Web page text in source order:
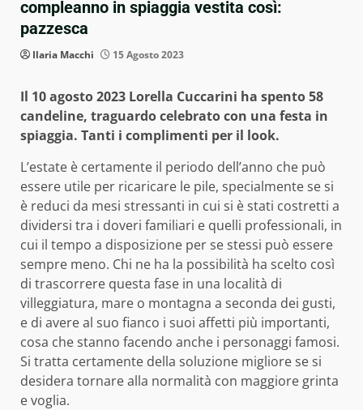
compleanno in spiaggia vestita così:
pazzesca
Ilaria Macchi 15 Agosto 2023
Il 10 agosto 2023 Lorella Cuccarini ha spento 58
candeline, traguardo celebrato con una festa in
spiaggia. Tanti i complimenti per il look.
L’estate è certamente il periodo dell’anno che può
essere utile per ricaricare le pile, specialmente se si
è reduci da mesi stressanti in cui si è stati costretti a
dividersi tra i doveri familiari e quelli professionali, in
cui il tempo a disposizione per se stessi può essere
sempre meno. Chi ne ha la possibilità ha scelto così
di trascorrere questa fase in una località di
villeggiatura, mare o montagna a seconda dei gusti,
e di avere al suo fianco i suoi affetti più importanti,
cosa che stanno facendo anche i personaggi famosi.
Si tratta certamente della soluzione migliore se si
desidera tornare alla normalità con maggiore grinta
e voglia.